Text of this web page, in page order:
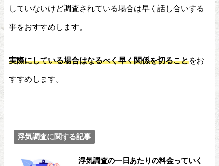
していないけど調査されている場合は早く話し合いする
事をおすすめします。
実際にしている場合はなるべく早く関係を切ることをお
すすめします。
浮気調査に関する記事
浮気調査の一日あたりの料金っていく